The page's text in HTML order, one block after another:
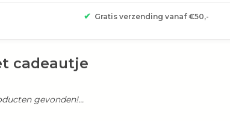
✔ Gratis verzending vanaf €50,-
cadeautje
gevonden!...